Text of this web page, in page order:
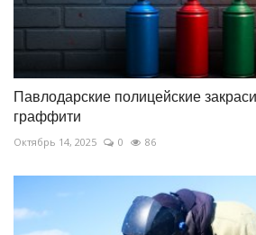
Павлодарские полицейские
граффити
Октябрь 14, 2025 0 86